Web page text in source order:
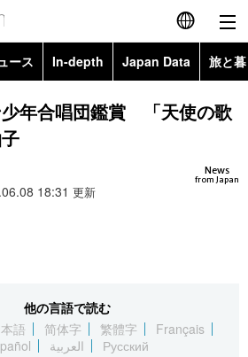
English
简体字
Русский
ース In-depth Japan Data 旅と
Topics
年合唱団鑑賞 「天使の歌
News
from Japan
18:31 更新
他の言語で読む
語 简体字 繁體字
Français
العربية Русский